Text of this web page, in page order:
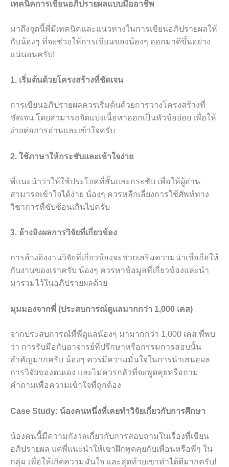
เทคนิคการเขียนอภิปรายผลแบบมืออาชีพ
มาถึงจุดนี้พี่มีเทคนิคและแนวทางในการเขียนอภิปรายผลให้
กับน้องๆ ที่จะช่วยให้การเขียนของน้องๆ ออกมาดีขึ้นอย่าง
แน่นอนครับ!
1. เริ่มต้นด้วยโครงสร้างที่ชัดเจน
การเขียนอภิปรายผลควรเริ่มต้นด้วยการวางโครงสร้างที่
ชัดเจน โดยสามารถจัดแบ่งเนื้อหาออกเป็นหัวข้อย่อย เพื่อให้
ง่ายต่อการอ่านและเข้าใจครับ
2. ใช้ภาษาให้กระชับและเข้าใจง่าย
พี่แนะนำว่าให้ใช้ประโยคที่สั้นและกระชับ เพื่อให้ผู้อ่าน
สามารถเข้าใจได้ง่าย น้องๆ ควรหลีกเลี่ยงการใช้ศัพท์ทาง
วิชาการที่ซับซ้อนเกินไปครับ
3. อ้างอิงผลการวิจัยที่เกี่ยวข้อง
การอ้างอิงงานวิจัยที่เกี่ยวข้องจะช่วยเสริมความน่าเชื่อถือให้
กับงานของเราครับ น้องๆ ควรหาข้อมูลที่เกี่ยวข้องและนำ
มารวมไว้ในอภิปรายผลด้วย
มุมมองจากพี่ (ประสบการณ์ดูแลมากกว่า 1,000 เคส)
จากประสบการณ์ที่พี่ดูแลน้องๆ มามากกว่า 1,000 เคส พี่พบ
ว่า การรับมือกับอาจารย์ที่ปรึกษาหรือกรรมการสอบนั้น
สำคัญมากครับ น้องๆ ควรมีความมั่นใจในการนำเสนอผล
การวิจัยของตนเอง และไม่ควรกลัวที่จะพูดคุยหรือถาม
คำถามเพื่อความเข้าใจที่ถูกต้อง
Case Study: น้องคนหนึ่งที่เคยทำวิจัยเกี่ยวกับการศึกษา
น้องคนนี้มีความกังวลเกี่ยวกับการสอบถามในเรื่องที่เขียน
อภิปรายผล แต่พี่แนะนำให้เขาฝึกพูดคุยกับเพื่อนหรือพี่ๆ ใน
กลุ่ม เพื่อให้เกิดความมั่นใจ และสุดท้ายเขาทำได้ดีมากครับ!